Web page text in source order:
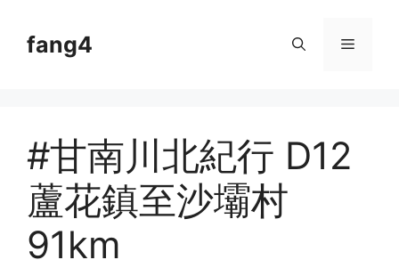
contentfang4 Menu
#甘南川北紀行 D12
蘆花鎮至沙壩村
91km